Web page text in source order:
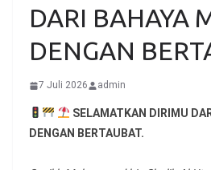
DARI BAHAYA
DENGAN
7 Juli 2026 admin
SELAMATKAN DIRIMU
DENGAN BERTAUBAT.